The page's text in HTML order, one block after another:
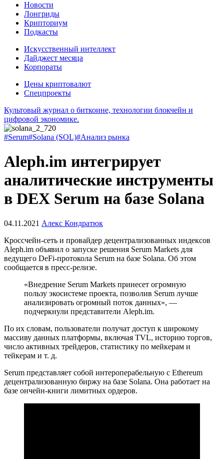
Новости
Лонгриды
Крипториум
Подкасты
Искусственный интеллект
Дайджест месяца
Корпораты
Цены криптовалют
Спецпроекты
Культовый журнал о биткоине, технологии блокчейн и
цифровой экономике.
#Serum#Solana (SOL)#Анализ рынка
Aleph.im интегрирует
аналитические инструменты
в DEX Serum на базе Solana
04.11.2021 Алекс Кондратюк
Кроссчейн-сеть и провайдер децентрализованных индексов
Aleph.im объявил о запуске решения Serum Markets для
ведущего DeFi-протокола Serum на базе Solana. Об этом
сообщается в пресс-релизе.
«Внедрение Serum Markets принесет огромную
пользу экосистеме проекта, позволив Serum лучше
анализировать огромный поток данных», —
подчеркнули представители Aleph.im.
По их словам, пользователи получат доступ к широкому
массиву данных платформы, включая TVL, историю торгов,
число активных трейдеров, статистику по мейкерам и
тейкерам и т. д.
Serum представляет собой интероперабельную с Ethereum
децентрализованную биржу на базе Solana. Она работает на
базе ончейн-книги лимитных ордеров.